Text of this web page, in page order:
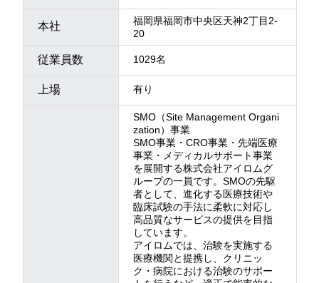
本社
福岡県福岡市中央区天神2丁目2-
20
従業員数 1029名
上場 有り
SMO（Site Management Organi
zation）事業
SMO事業・CRO事業・先端医療
事業・メディカルサポート事業
を展開する株式会社アイロムグ
ループの一員です。SMOの先駆
者として、進化する医療技術や
臨床試験の手法に柔軟に対応し
高品質なサービスの提供を目指
しています。
アイロムでは、治験を実施する
医療機関と提携し、クリニッ
ク・病院における治験のサポー